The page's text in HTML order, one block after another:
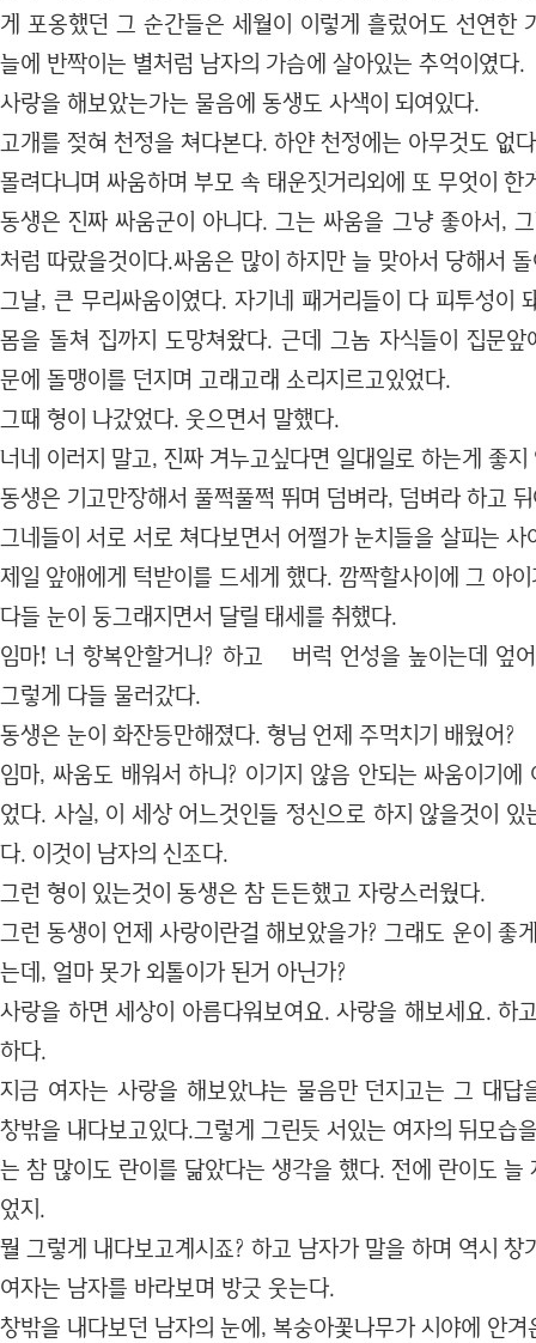
게 포옹했던 그 순간들은 세월이 이렇게 흘렀어도 선연한
늘에 반짝이는 별처럼 남자의 가슴에 살아있는 추억이였다.
사랑을 해보았는가는 물음에 동생도 사색이 되여있다.
고개를 젖혀 천정을 쳐다본다. 하얀 천정에는 아무것도 없
몰려다니며 싸움하며 부모 속 태운짓거리외에 또 무엇이 한
동생은 진짜 싸움군이 아니다. 그는 싸움을 그냥 좋아서,
처럼 따랐을것이다.싸움은 많이 하지만 늘 맞아서 당해서
그날, 큰 무리싸움이였다. 자기네 패거리들이 다 피투성이
몸을 돌쳐 집까지 도망쳐왔다. 근데 그놈 자식들이 집문앞
문에 돌맹이를 던지며 고래고래 소리지르고있었다.
그때 형이 나갔었다. 웃으면서 말했다.
너네 이러지 말고, 진짜 겨누고싶다면 일대일로 하는게 좋지
동생은 기고만장해서 풀쩍풀쩍 뛰며 덤벼라, 덤벼라 하고
그네들이 서로 서로 쳐다보면서 어쩔가 눈치들을 살피는
제일 앞애에게 턱받이를 드세게 했다. 깜짝할사이에 그 아
다들 눈이 둥그래지면서 달릴 태세를 취했다.
임마! 너 항복안할거니? 하고 버럭 언성을 높이는데 엎
그렇게 다들 물러갔다.
동생은 눈이 화잔등만해졌다. 형님 언제 주먹치기 배웠어?
임마, 싸움도 배워서 하니? 이기지 않음 안되는 싸움이기에
었다. 사실, 이 세상 어느것인들 정신으로 하지 않을것이 있
다. 이것이 남자의 신조다.
그런 형이 있는것이 동생은 참 든든했고 자랑스러웠다.
그런 동생이 언제 사랑이란걸 해보았을가? 그래도 운이 좋
는데, 얼마 못가 외톨이가 된거 아닌가?
사랑을 하면 세상이 아름다워보여요. 사랑을 해보세요. 하
하다.
지금 여자는 사랑을 해보았냐는 물음만 던지고는 그 대답
창밖을 내다보고있다.그렇게 그린듯 서있는 여자의 뒤모
는 참 많이도 란이를 닮았다는 생각을 했다. 전에 란이도 늘
었지.
뭘 그렇게 내다보고계시죠? 하고 남자가 말을 하며 역시 창
여자는 남자를 바라보며 방긋 웃는다.
창밖을 내다보던 남자의 눈에, 복숭아꽃나무가 시야에 안겨